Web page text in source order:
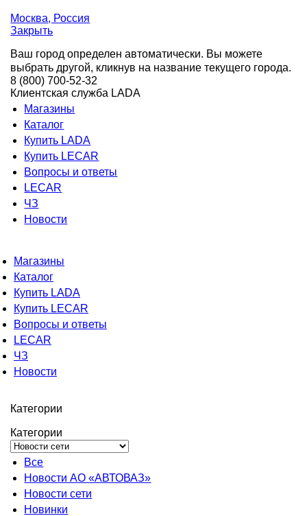
Москва, Россия
Закрыть
Ваш город определен автоматически. Вы можете
выбрать другой, кликнув на название текущего города.
8 (800) 700-52-32
Клиентская служба LADA
Магазины
Каталог
Купить LADA
Купить LECAR
Вопросы и ответы
LECAR
ЧЗ
Новости
Магазины
Каталог
Купить LADA
Купить LECAR
Вопросы и ответы
LECAR
ЧЗ
Новости
Категории
Категории
Все
Новости АО «АВТОВАЗ»
Новости сети
Новинки